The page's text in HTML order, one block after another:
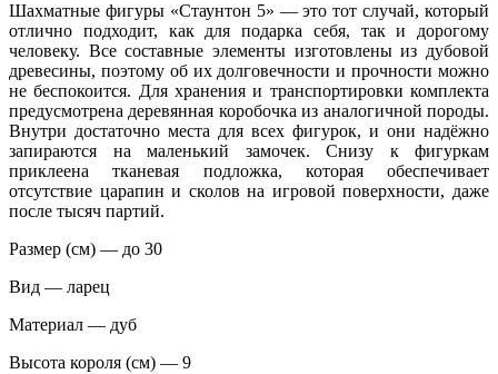
Шахматные фигуры «Стаунтон 5» — это тот случай, который
отлично подходит, как для подарка себя, так и дорогому
человеку. Все составные элементы изготовлены из дубовой
древесины, поэтому об их долговечности и прочности можно
не беспокоится. Для хранения и транспортировки комплекта
предусмотрена деревянная коробочка из аналогичной породы.
Внутри достаточно места для всех фигурок, и они надёжно
запираются на маленький замочек. Снизу к фигуркам
приклеена тканевая подложка, которая обеспечивает
отсутствие царапин и сколов на игровой поверхности, даже
после тысяч партий.
Размер (см) — до 30
Вид — ларец
Материал — дуб
Высота короля (см) — 9